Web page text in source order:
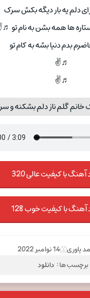
دلم یه بار دیگه بکش سرک
ها همه بشن به نام تو
بدم دنیا بشه به کام تو
♬✌
♬✌
خانم گلم ناز دلم بشکنه و
آهنگ با کیفیت عالی 320
آهنگ با کیفیت خوب 128
یاوری 14 نوامبر 2022
برچسب ها : دانلود